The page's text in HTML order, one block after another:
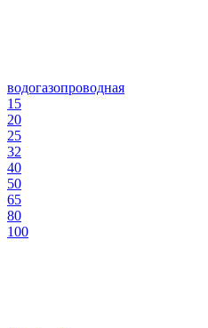
водогазопроводная
15
20
25
32
40
50
65
80
100